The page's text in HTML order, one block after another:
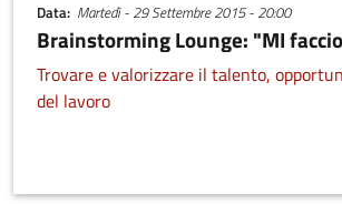
Data Martedì - 29 Settembre 2015 - 20:00
Brainstorming Lounge: "MI
Trovare e valorizzare il talento,
del lavoro